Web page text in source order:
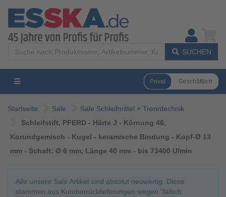
SUCHEN
Privat Geschäftlich
Startseite Sale
Sale Schleifmittel + Trenntechnik
Schleifstift, PFERD - Härte J - Körnung 46,
Korundgemisch - Kugel - keramische Bindung - Kopf-Ø 13
mm - Schaft: Ø 6 mm, Länge 40 mm - bis 73400 U/min
Alle unsere Sale Artikel sind absolut neuwertig. Diese
stammen aus Kundenrücklieferungen wegen "falsch